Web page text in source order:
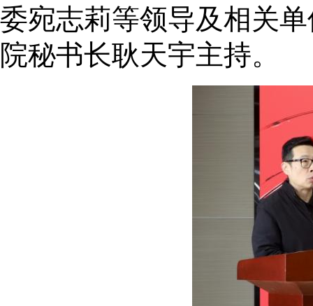
委宛志莉等领导及相关
院秘书长耿天宇主持。